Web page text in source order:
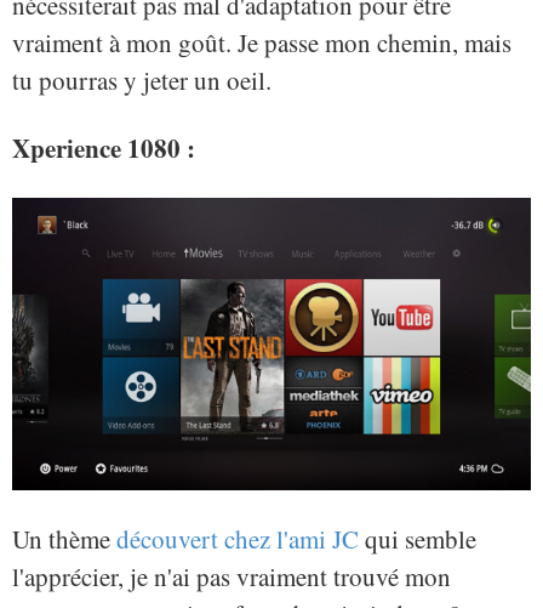
vraiment à mon goût. Je passe mon chemin, mais
tu pourras y jeter un oeil.
Xperience 1080 :
Un thèmedécouvert chez l'ami JC qui semble
l'apprécier, je n'ai pas vraiment trouvé mon